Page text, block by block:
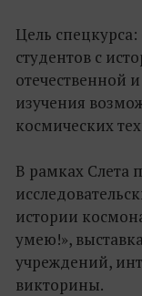
Цель
студентов с
отечественной
изучения
космических
В рамках Слета
истории
умею!»,
учреждений,
викторины.